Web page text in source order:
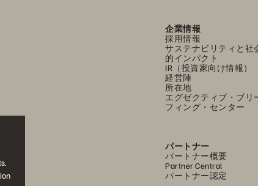
企業情報
採用情報
サステナビリティと社
的インパクト
IR（投資家向け情報）
経営陣
所在地
エグゼクティブ・ブリ
フィング・センター
パートナー
パートナー概要
Partner Central
パートナー認定